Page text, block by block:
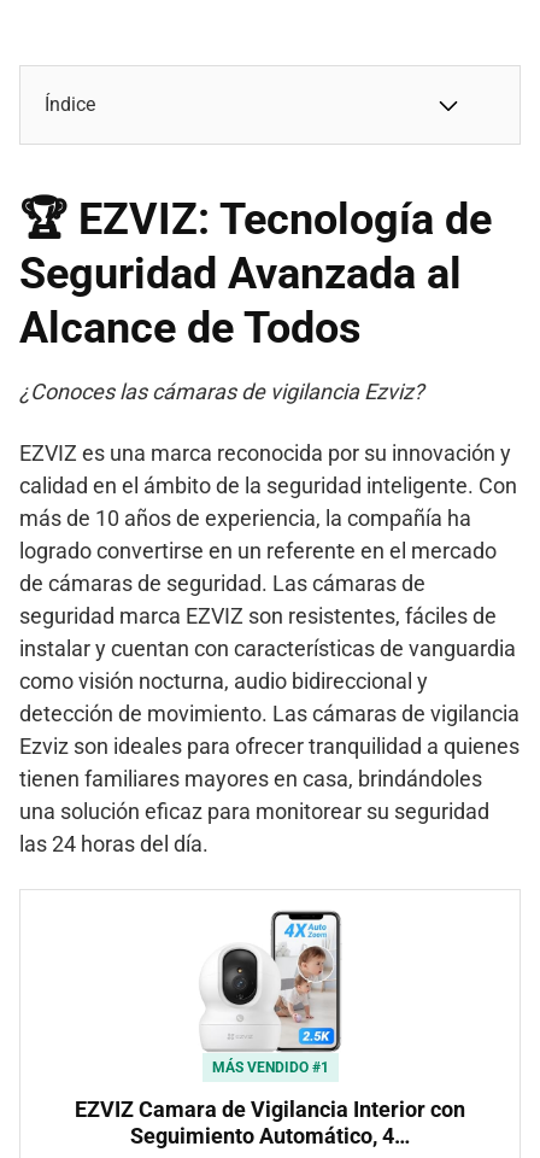
Índice
🏆 EZVIZ: Tecnología de
Seguridad Avanzada al
Alcance de Todos
¿Conoces las cámaras de vigilancia Ezviz?
EZVIZ es una marca reconocida por su innovación y
calidad en el ámbito de la seguridad inteligente. Con
más de 10 años de experiencia, la compañía ha
logrado convertirse en un referente en el mercado
de cámaras de seguridad. Las cámaras de
seguridad marca EZVIZ son resistentes, fáciles de
instalar y cuentan con características de vanguardia
como visión nocturna, audio bidireccional y
detección de movimiento. Las cámaras de vigilancia
Ezviz son ideales para ofrecer tranquilidad a quienes
tienen familiares mayores en casa, brindándoles
una solución eficaz para monitorear su seguridad
las 24 horas del día.
MÁS VENDIDO #1
EZVIZ Camara de Vigilancia Interior con
Seguimiento Automático, 4…